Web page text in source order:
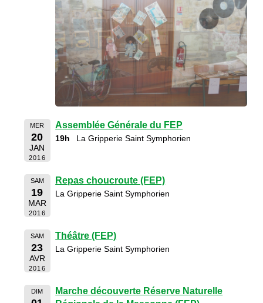
MER
20
JAN
2016
Assemblée Générale du FEP
19h La Gripperie Saint Symphorien
SAM
19
MAR
2016
Repas choucroute (FEP)
La Gripperie Saint Symphorien
SAM
23
AVR
2016
Théâtre (FEP)
La Gripperie Saint Symphorien
DIM
Marche découverte Réserve Naturelle